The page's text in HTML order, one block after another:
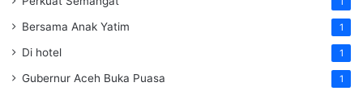
Bersama Anak Yatim 1
Di hotel 1
Gubernur Aceh Buka Puasa 1